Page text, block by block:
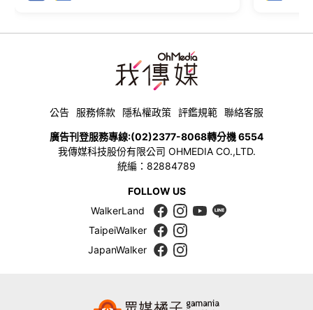
公告 服務條款 隱私權政策 評鑑規範 聯絡客服
廣告刊登服務專線:(02)2377-8068轉分機 6554
我傳媒科技股份有限公司 OHMEDIA CO.,LTD.
統編：82884789
FOLLOW US
WalkerLand
TaipeiWalker
JapanWalker